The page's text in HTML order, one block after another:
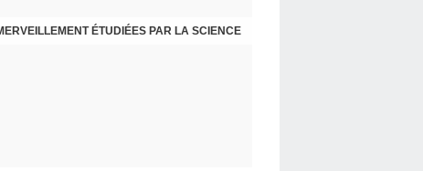
ÉTUDIÉES PAR LA SCIENCE
: RECEVOIR LE MESSAGE DES PLANTES